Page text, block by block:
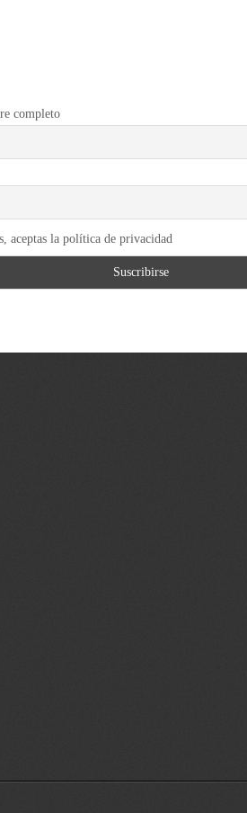
completo
aceptas la política de privacidad